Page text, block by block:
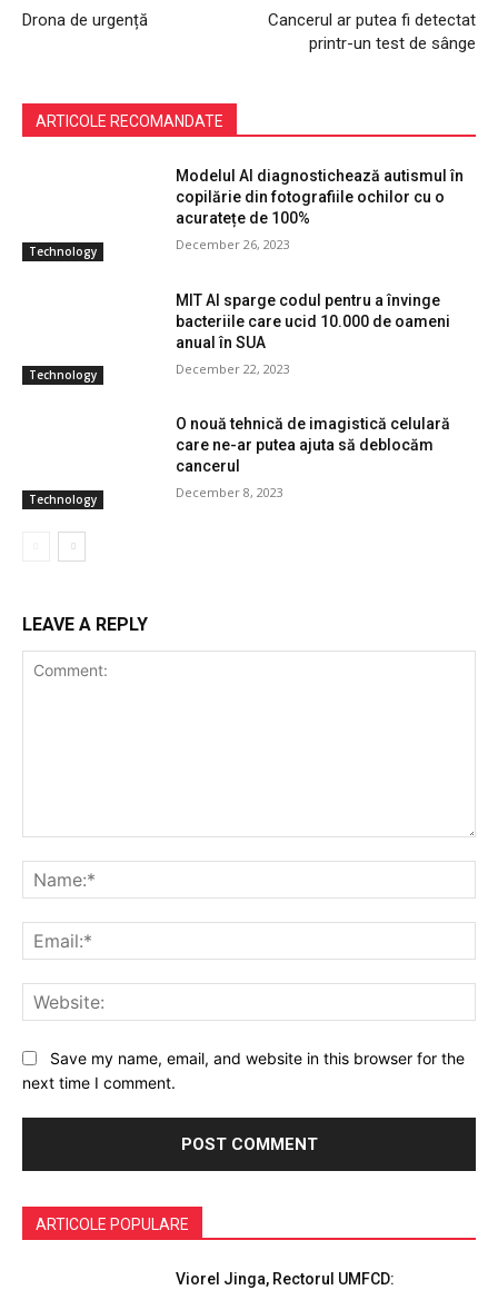
Drona de urgență
Cancerul ar putea fi detectat
printr-un test de sânge
ARTICOLE RECOMANDATE
Technology
Modelul AI diagnostichează autismul în
copilărie din fotografiile ochilor cu o
acuratețe de 100%
December 26, 2023
Technology
MIT AI sparge codul pentru a învinge
bacteriile care ucid 10.000 de oameni
anual în SUA
December 22, 2023
Technology
O nouă tehnică de imagistică celulară
care ne-ar putea ajuta să deblocăm
cancerul
December 8, 2023
LEAVE A REPLY
Save my name, email, and website in this browser for the
next time I comment.
ARTICOLE POPULARE
Viorel Jinga, Rectorul UMFCD: